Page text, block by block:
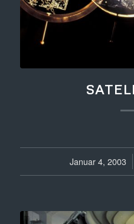
Januar 4, 2003
/